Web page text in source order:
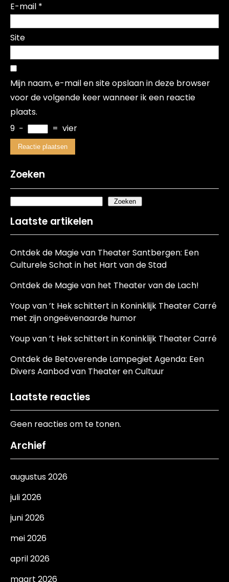
E-mail *
Site
Mijn naam, e-mail en site opslaan in deze browser
voor de volgende keer wanneer ik een reactie
plaats.
9 − = vier
Zoeken
Zoeken
Laatste artikelen
Ontdek de Magie van Theater Santbergen: Een
Culturele Schat in het Hart van de Stad
Ontdek de Magie van het Theater van de Lach!
Youp van ’t Hek schittert in Koninklijk Theater Carré
met zijn ongeëvenaarde humor
Youp van ’t Hek schittert in Koninklijk Theater Carré
Ontdek de Betoverende Lampegiet Agenda: Een
Divers Aanbod van Theater en Cultuur
Laatste reacties
Geen reacties om te tonen.
Archief
augustus 2026
juli 2026
juni 2026
mei 2026
april 2026
maart 2026